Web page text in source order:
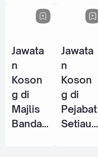
Jun
2026
takaan
Awam
Perak
(PPANP
k) - 1
Jun
2026
Jawata
n
Koson
g di
Majlis
Bandar
Jawata
n
Koson
g di
Pejabat
Setiaus